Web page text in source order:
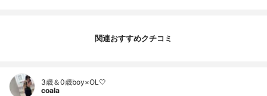
関連おすすめクチコミ
3歳＆0歳boy×OL🤍
coala